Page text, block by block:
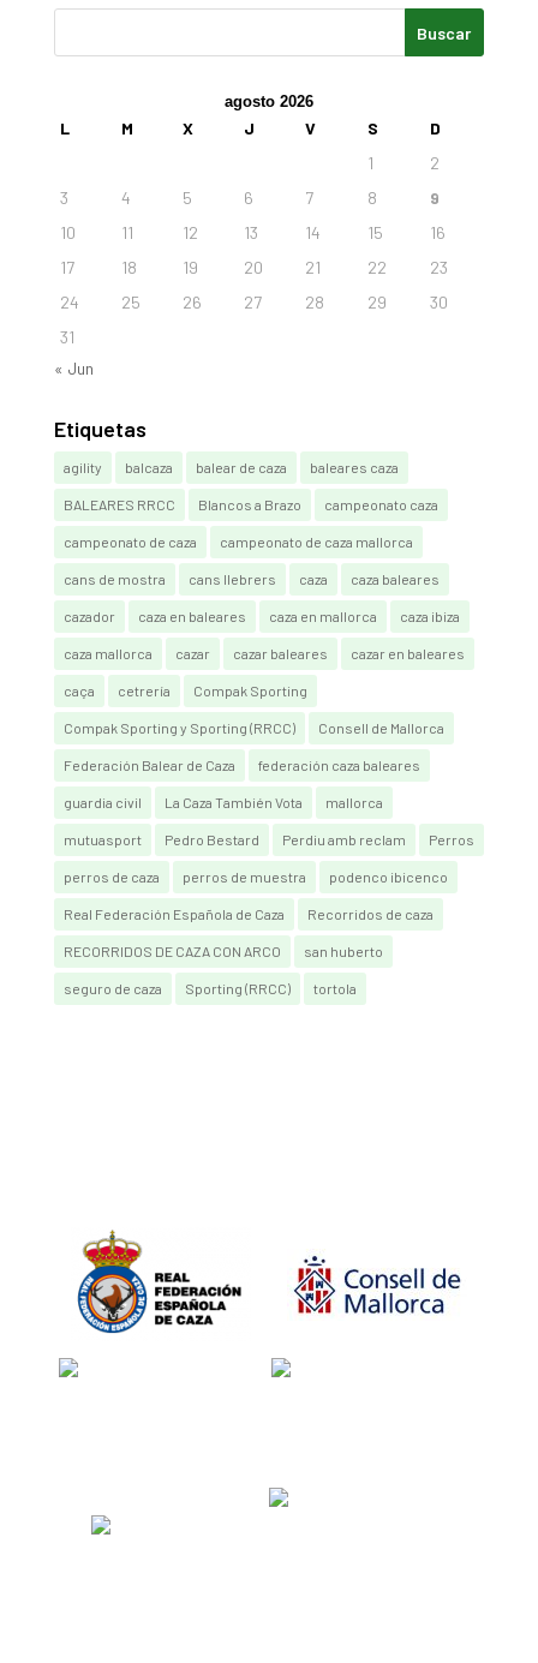
agosto 2026
L M X J V S
D
1
2
3
4 5 6 7 8
9
10
11 12 13 14 15
16
17
18 19 20 21 22
23
24
25 26 27 28 29
30
31
« Jun
Etiquetas
agility balcaza balear de caza baleares caza
BALEARES RRCC Blancos a Brazo campeonato caza
campeonato de caza campeonato de caza mallorca
cans de mostra cans llebrers caza caza baleares
cazador caza en baleares caza en mallorca caza ibiza
caza mallorca cazar cazar baleares cazar en baleares
caça cetrería Compak Sporting
Compak Sporting y Sporting (RRCC) Consell de Mallorca
Federación Balear de Caza federación caza baleares
guardia civil La Caza También Vota mallorca
mutuasport Pedro Bestard Perdiu amb reclam Perros
perros de caza perros de muestra podenco ibicenco
Real Federación Española de Caza Recorridos de caza
RECORRIDOS DE CAZA CON ARCO san huberto
seguro de caza Sporting (RRCC) tortola